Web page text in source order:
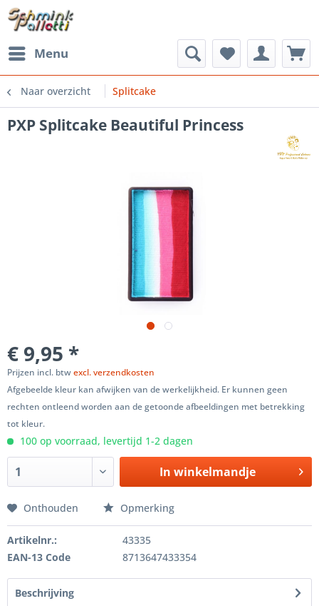
Menu
Naar overzicht Splitcake
PXP Splitcake Beautiful Princess
€ 9,95 *
Prijzen incl. btwexcl. verzendkosten
Afgebeelde kleur kan afwijken van de werkelijkheid. Er kunnen geen
rechten ontleend worden aan de getoonde afbeeldingen met betrekking
tot kleur.
100 op voorraad, levertijd 1-2 dagen
In winkelmandje
Onthouden Opmerking
Artikelnr.:
43335
EAN-13 Code
8713647433354
Beschrijving